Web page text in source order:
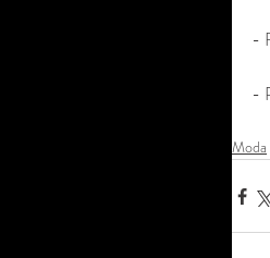
-
-
Moda